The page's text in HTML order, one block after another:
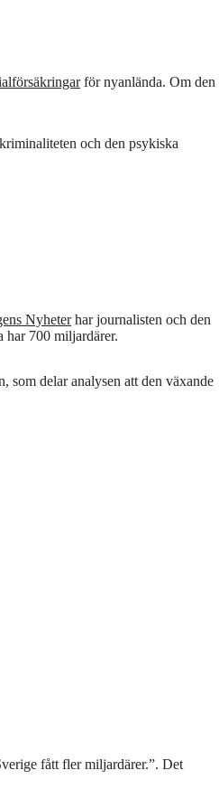
för nyanlända. Om den
och den psykiska
Nyheterhar journalisten och den
har 700 miljardärer.
som delar analysen att den växande
fått fler miljardärer.”. Det